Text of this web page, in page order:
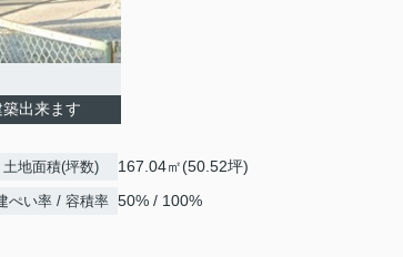
出来ます
土地面積(坪数) 167.04㎡(50.52坪)
ぺい率 / 容積率 50% / 100%